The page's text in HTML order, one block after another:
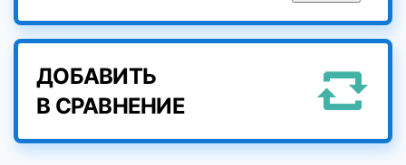
ДОБАВИТЬ
В СРАВНЕНИЕ